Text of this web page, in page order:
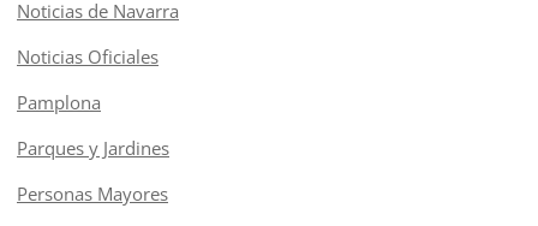
Noticias de Navarra
Noticias Oficiales
Pamplona
Parques y Jardines
Personas Mayores